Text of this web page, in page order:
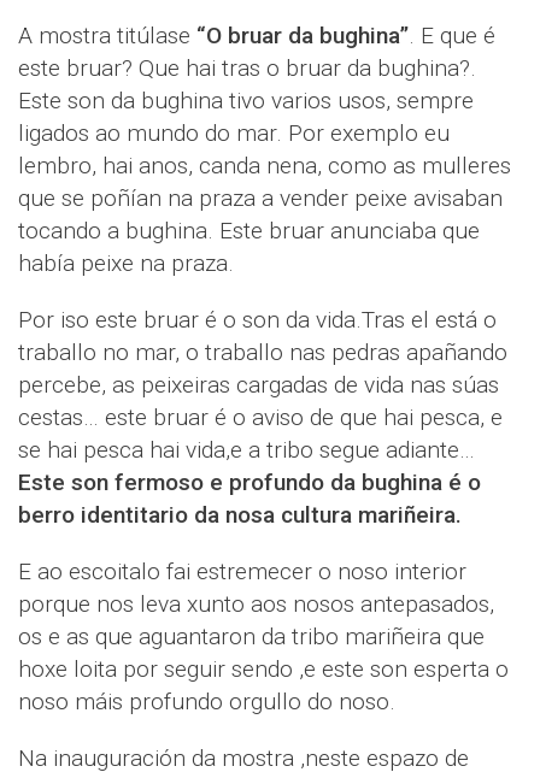
A mostra titúlase “O bruar da bughina”. E que é
este bruar? Que hai tras o bruar da bughina?.
Este son da bughina tivo varios usos, sempre
ligados ao mundo do mar. Por exemplo eu
lembro, hai anos, canda nena, como as mulleres
que se poñían na praza a vender peixe avisaban
tocando a bughina. Este bruar anunciaba que
había peixe na praza.
Por iso este bruar é o son da vida.Tras el está o
traballo no mar, o traballo nas pedras apañando
percebe, as peixeiras cargadas de vida nas súas
cestas… este bruar é o aviso de que hai pesca, e
se hai pesca hai vida,e a tribo segue adiante…
Este son fermoso e profundo da bughina é o
berro identitario da nosa cultura mariñeira.
E ao escoitalo fai estremecer o noso interior
porque nos leva xunto aos nosos antepasados,
os e as que aguantaron da tribo mariñeira que
hoxe loita por seguir sendo ,e este son esperta o
noso máis profundo orgullo do noso.
Na inauguración da mostra ,neste espazo de